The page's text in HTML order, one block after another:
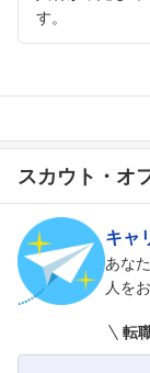
す。
スカウト・オ
キャ
あな
人を
転